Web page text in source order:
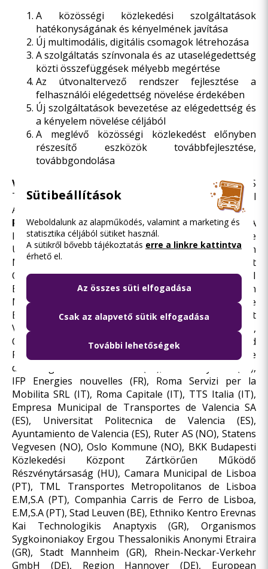
A közösségi közlekedési szolgáltatások
hatékonyságának és kényelmének javítása
Új multimodális, digitális csomagok létrehozása
A szolgáltatás színvonala és az utaselégedettség
közti összefüggések mélyebb megértése
Az útvonaltervező rendszer fejlesztése a
felhasználói elégedettség növelése érdekében
Új szolgáltatások bevezetése az elégedettség és
a kényelem növelése céljából
A meglévő közösségi közlekedést előnyben
részesítő eszközök továbbfejlesztése,
továbbgondolása
Vezető partner:
UNION INTERNATIONALE DES
TRANSPORTS PUBLICS (UITP) (The International
Association of Public Transport) (BE)
Partnerek:
FIT Consulting SRL (IT), ETRA
Investigación Y Desarrollo SA (ES), Katholieke
Universiteit Leuven (BE), POLIS (BE), EMTA European
Metropolitan Transport Authorities (FR), Rupprecht
Consult.Forschung & Bereatung GmbH (DE), ICLEI
European Secretariat GmbH (DE), EIT Kic Urban
Mobility SL (ES), EUROCITIES ASBL (BE), Instituto de
Biomecanica de Valencia (ES), PTV Planung Transport
Verkehr GmbH (DE), Factual Consulting (ES),
Communaute d’Agglomeration de Versailles Grand
Parc (FR), Institut d’Amenenagement Et d’Urbanisme
de la Region d’Ille de France (FR), Instant System (FR),
IFP Energies nouvelles (FR), Roma Servizi per la
Mobilita SRL (IT), Roma Capitale (IT), TTS Italia (IT),
Empresa Municipal de Transportes de Valencia SA
(ES), Universitat Politecnica de Valencia (ES),
Ayuntamiento de Valencia (ES), Ruter AS (NO), Statens
Vegvesen (NO), Oslo Kommune (NO), BKK Budapesti
Közlekedési Központ Zártkörűen Működő
Részvénytársaság (HU), Camara Municipal de Lisboa
(PT), TML Transportes Metropolitanos de Lisboa
E.M,S.A (PT), Companhia Carris de Ferro de Lisboa,
E.M,S.A (PT), Stad Leuven (BE), Ethniko Kentro Erevnas
Kai Technologikis Anaptyxis (GR), Organismos
Sygkoinoniakoy Ergou Thessalonikis Anonymi Etraira
(GR), Stadt Mannheim (GR), Rhein-Neckar-Verkehr
GmbH (DE), Region Hannover (DE), European
Sütibeállítások
Weboldalunk az alapműködés, valamint a marketing és
statisztika céljából sütiket használ.
A sütikről bővebb tájékoztatás erre a linkre kattintva
érhető el.
Az összes süti elfogadása
Csak az alapvető sütik elfogadása
További lehetőségek